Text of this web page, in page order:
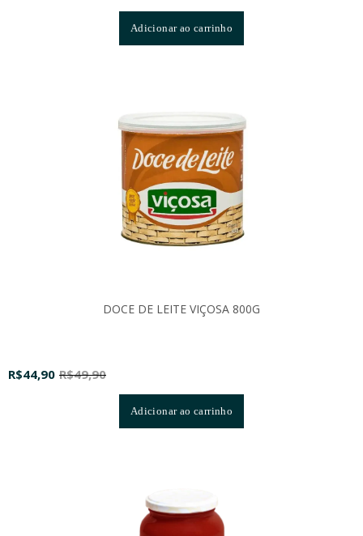
Adicionar ao carrinho
DOCE DE LEITE VIÇOSA 800G
R$49,90
R$44,90
Adicionar ao carrinho